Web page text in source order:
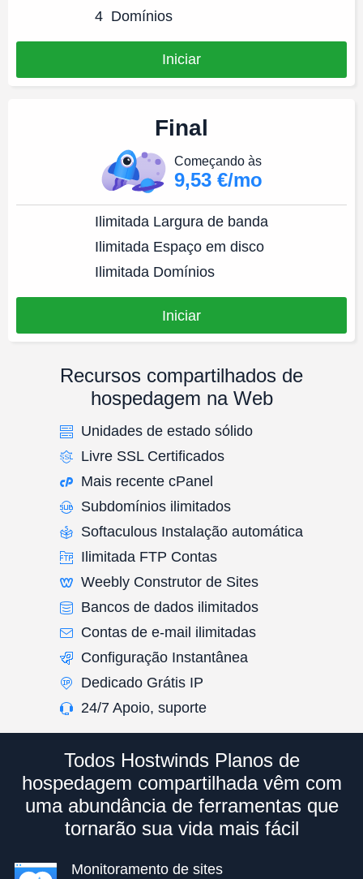
4 Domínios
Iniciar
Final
Começando às
9,53 €/mo
Ilimitada Largura de banda
Ilimitada Espaço em disco
Ilimitada Domínios
Iniciar
Recursos compartilhados de
hospedagem na Web
Unidades de estado sólido
Livre SSL Certificados
Mais recente cPanel
Subdomínios ilimitados
Softaculous Instalação automática
Ilimitada FTP Contas
Weebly Construtor de Sites
Bancos de dados ilimitados
Contas de e-mail ilimitadas
Configuração Instantânea
Dedicado Grátis IP
24/7 Apoio, suporte
Todos Hostwinds Planos de
hospedagem compartilhada vêm com
uma abundância de ferramentas que
tornarão sua vida mais fácil
Monitoramento de sites